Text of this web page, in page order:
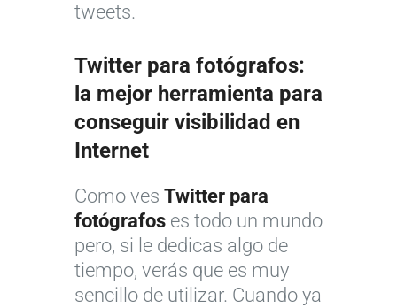
tweets.
Twitter para fotógrafos:
la mejor herramienta para
conseguir visibilidad en
Internet
Como ves Twitter para
fotógrafos es todo un mundo
pero, si le dedicas algo de
tiempo, verás que es muy
sencillo de utilizar. Cuando ya